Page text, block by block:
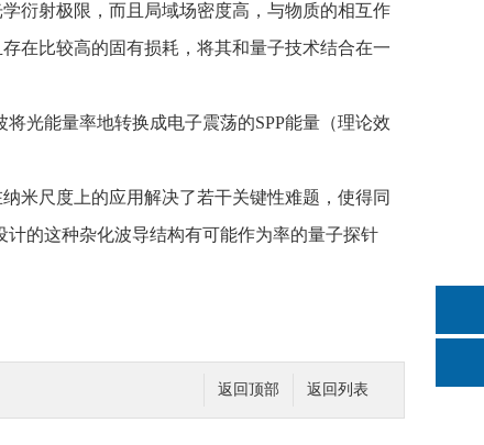
衍射极限，而且局域场密度高，与物质的相互作
在比较高的固有损耗，将其和量子技术结合在一
光能量率地转换成电子震荡的SPP能量（理论效
尺度上的应用解决了若干关键性难题，使得同
的这种杂化波导结构有可能作为率的量子探针
返回列表
返回顶部